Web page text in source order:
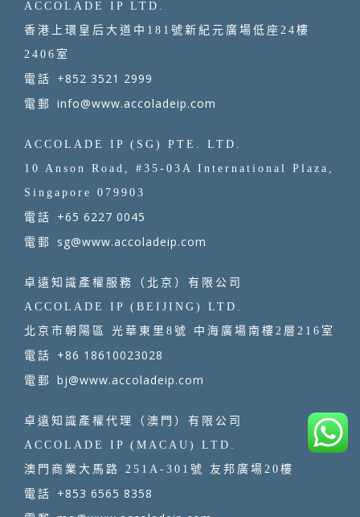
ACCOLADE IP LTD.
香港上環皇后大道中181號新紀元廣場低座24樓
2406室
電話 +852 3521 2999
電郵 info@www.accoladeip.com
ACCOLADE IP (SG) PTE. LTD.
10 Anson Road, #35-03A International Plaza,
Singapore 079903
電話 +65 6227 0045
電郵 sg@www.accoladeip.com
卓遠知識產權服務（北京）有限公司
ACCOLADE IP (BEIJING) LTD.
北京市朝陽區 光華東里8號 中海廣場南樓2層216室
電話 +86 18610023028
電郵 bj@www.accoladeip.com
卓遠知識產權代理（澳門）有限公司
ACCOLADE IP (MACAU) LTD.
澳門商業大馬路 251A-301號 友邦廣場20樓
電話 +853 6565 8358